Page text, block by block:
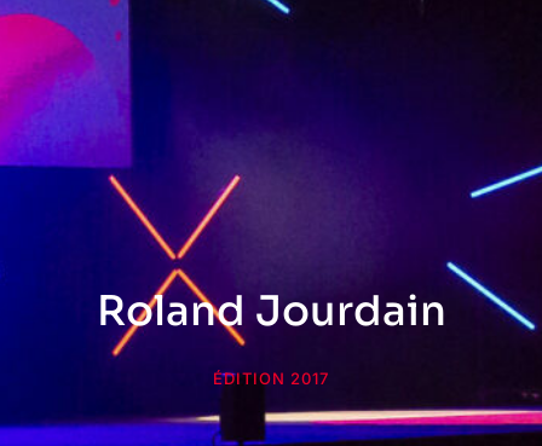
Roland Jourdain
ÉDITION 2017